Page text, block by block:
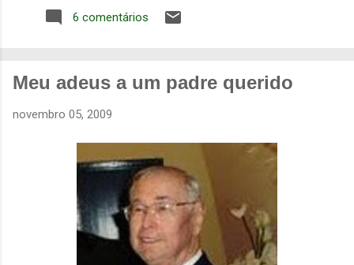
6 comentários
Meu adeus a um padre querido
novembro 05, 2009